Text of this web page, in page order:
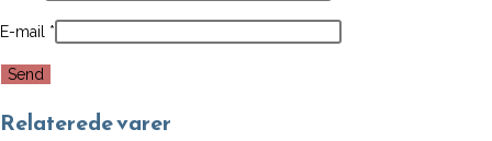
E-mail *
Relaterede varer